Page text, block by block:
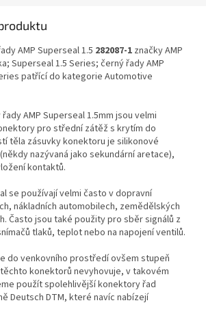
AMP Superseal 1.5 282087-1 značky AMP
Superseal 1.5 Series; černý řady AMP
patřící do kategorie Automotive
AMP Superseal 1.5mm jsou velmi
pro střední zátěž s krytím do
těla zásuvky konektoru je silikonové
nazývaná jako sekundární aretace),
kontaktů.
se používají velmi často v dopravní
nákladních automobilech, zemědělských
Často jsou také použity pro sběr signálů z
tlaků, teplot nebo na napojení ventilů.
do venkovního prostředí ovšem stupeň
konektorů nevyhovuje, v takovém
použít spolehlivější konektory řad
Deutsch DTM, které navíc nabízejí